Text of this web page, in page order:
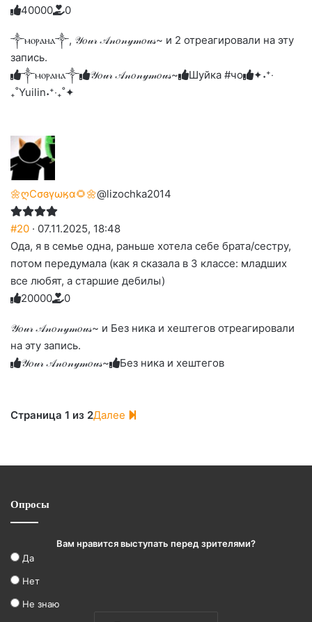
Голосуйте
вверх.
4
Нажмите
реакцию:
улыбаюсь
0
Нажмите
реакцию:
смеюсь
до
0
Нажмите
реакцию:
печаль
0
Нажмите
реакцию:
плачу
0
Нажмите
благодарю
0
༒ⲙⲟⲣⲁⲏⲁ༒, 𝒴𝑜𝓊𝓇 𝒜𝓃𝑜𝓃𝓎𝓂𝑜𝓊𝓈~ и 2 отреагировали на эту
запись.
༒ⲙⲟⲣⲁⲏⲁ༒
𝒴𝑜𝓊𝓇 𝒜𝓃𝑜𝓃𝓎𝓂𝑜𝓊𝓈~ Шуйка #чо
✦˖⁺‧
₊˚Yuilin˖⁺‧₊˚✦
🌼ღСσɞγωӄα🌻🌼@lizochka2014
#20 · 07.11.2025, 18:48
Ода, я в семье одна, раньше хотела себе брата/сестру,
потом передумала (как я сказала в 3 классе: младших
все любят, а старшие дебилы)
Голосуйте
вверх.
2
Нажмите
реакцию:
улыбаюсь
0
Нажмите
реакцию:
смеюсь
до
0
Нажмите
реакцию:
печаль
0
Нажмите
реакцию:
плачу
0
Нажмите
благодарю
0
𝒴𝑜𝓊𝓇 𝒜𝓃𝑜𝓃𝓎𝓂𝑜𝓊𝓈~ и Без ника и хештегов отреагировали
на эту запись.
𝒴𝑜𝓊𝓇 𝒜𝓃𝑜𝓃𝓎𝓂𝑜𝓊𝓈~
Без ника и хештегов
Страница 1 из 2Далее
Опросы
Вам нравится выступать перед зрителями?
Да
Нет
Не знаю